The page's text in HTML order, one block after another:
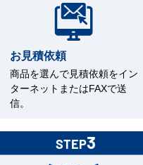
お見積依頼
商品を選んで見積依頼をイン
ターネットまたはFAXで送
信。
STEP3